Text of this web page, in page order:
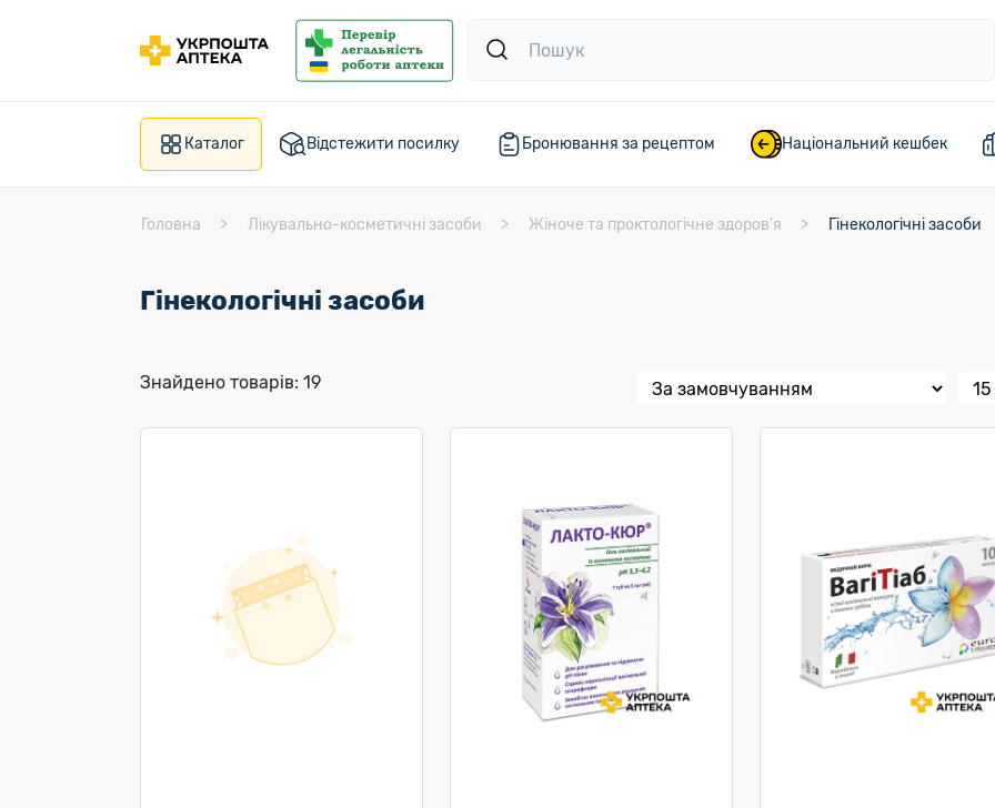
Каталог Відстежити посилку Бронювання за рецептом Національний кешбек
Головна Лікувально-косметичні засоби Жіноче та проктологічне здоров'я Гінекологічні засоби
Гінекологічні засоби
Знайдено товарів: 19